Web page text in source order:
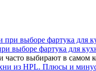
выборе фартука для
часто выбирают в самом